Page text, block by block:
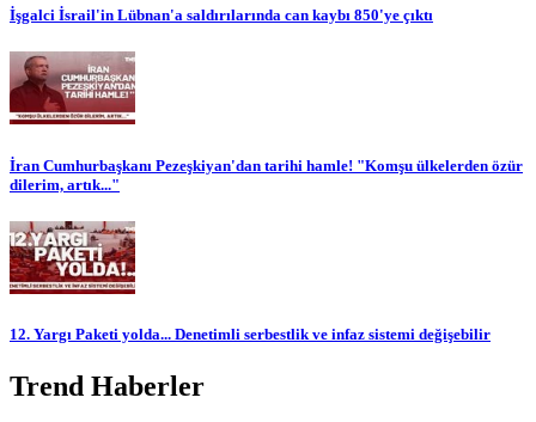
İşgalci İsrail'in Lübnan'a saldırılarında can kaybı 850'ye çıktı
İran Cumhurbaşkanı Pezeşkiyan'dan tarihi hamle! "Komşu ülkelerden özür
dilerim, artık..."
12. Yargı Paketi yolda... Denetimli serbestlik ve infaz sistemi değişebilir
Trend Haberler